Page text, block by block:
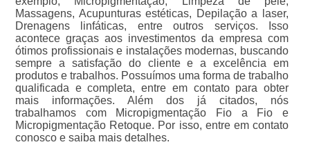
Massagens, Acupunturas estéticas, Depilação a laser,
Drenagens linfáticas, entre outros serviços. Isso
acontece graças aos investimentos da empresa com
ótimos profissionais e instalações modernas, buscando
sempre a satisfação do cliente e a excelência em
produtos e trabalhos. Possuímos uma forma de trabalho
qualificada e completa, entre em contato para obter
mais informações. Além dos já citados, nós
trabalhamos com Micropigmentação Fio a Fio e
Micropigmentação Retoque. Por isso, entre em contato
conosco e saiba mais detalhes.